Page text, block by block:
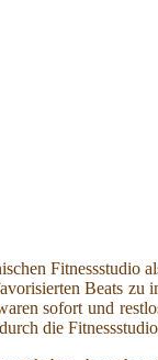
Fitnessstudio
Beats
sofort und
die